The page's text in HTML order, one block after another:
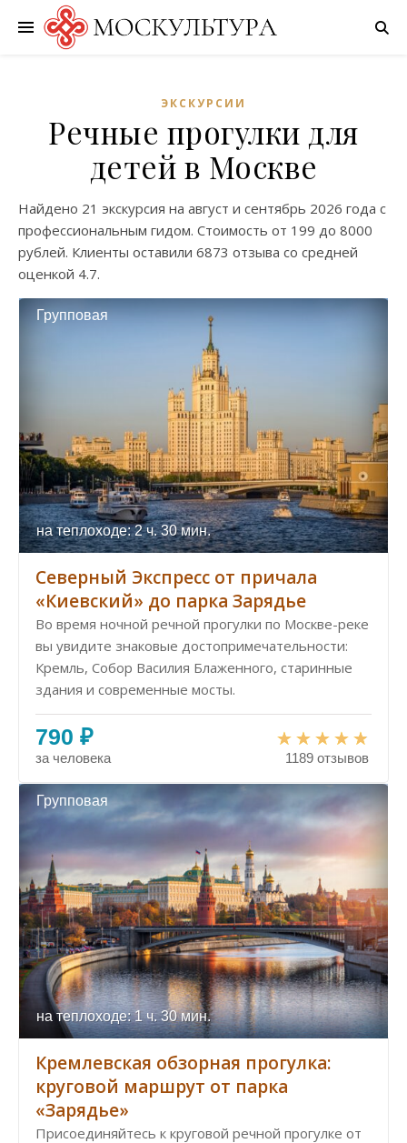
ЭКСКУРСИИ
Речные прогулки для
детей в Москве
Найдено 21 экскурсия на август и сентябрь 2026 года с
профессиональным гидом. Стоимость от 199 до 8000
рублей. Клиенты оставили 6873 отзыва со средней
оценкой 4.7.
Групповая
на теплоходе: 2 ч. 30 мин.
Северный Экспресс от причала
«Киевский» до парка Зарядье
Во время ночной речной прогулки по Москве-реке
вы увидите знаковые достопримечательности:
Кремль, Собор Василия Блаженного, старинные
здания и современные мосты.
790 ₽
за человека 1189 отзывов
Групповая
на теплоходе: 1 ч. 30 мин.
Кремлевская обзорная прогулка:
круговой маршрут от парка
«Зарядье»
Присоединяйтесь к круговой речной прогулке от